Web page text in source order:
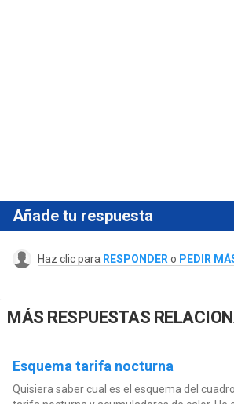
Añade tu respuesta
Haz clic para RESPONDER o PEDIR
MÁS RESPUESTAS
Esquema tarifa nocturna
Quisiera saber cual es el esquema del